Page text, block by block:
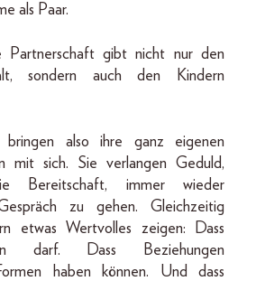
als Paar.
Partnerschaft gibt nicht nur den
sondern auch den Kindern
bringen also ihre ganz eigenen
mit sich. Sie verlangen Geduld,
Bereitschaft, immer wieder
zu gehen. Gleichzeitig
etwas Wertvolles zeigen: Dass
darf. Dass Beziehungen
haben können. Und dass